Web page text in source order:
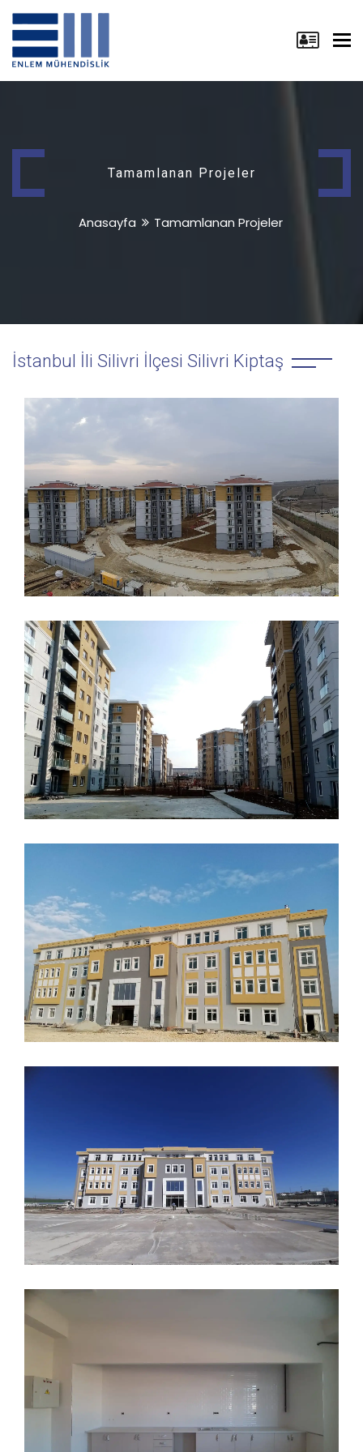
Tamamlanan Projeler
Anasayfa Tamamlanan Projeler
İstanbul İli Silivri İlçesi Silivri Kiptaş